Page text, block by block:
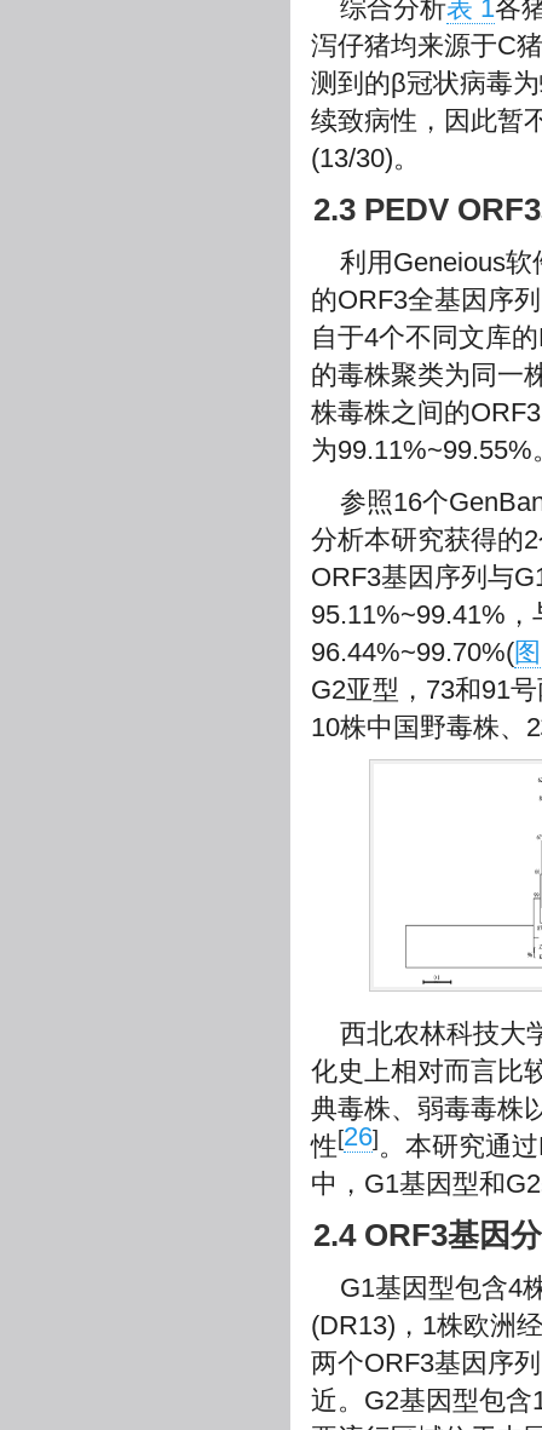
综合分析表 1各
泻仔猪均来源于C
测到的β冠状病毒
续致病性，因此暂
(13/30)。
2.3 PEDV
利用Geneious
的ORF3全基因序
自于4个不同文库
的毒株聚类为同一
株毒株之间的
为99.11%~99.55%
参照16个
分析本研究获得的
ORF3基因序列与
95.11%~99.41%
96.44%~99.70%(
G2亚型，73和91
10株中国野毒株、
西北农林科技大
化史上相对而言比
典毒株、弱毒毒株
性[26]。本研究通
中，G1基因型和
2.4 ORF3基因
G1基因型包含4
(DR13)，1株欧洲
两个ORF3基因序
近。G2基因型包